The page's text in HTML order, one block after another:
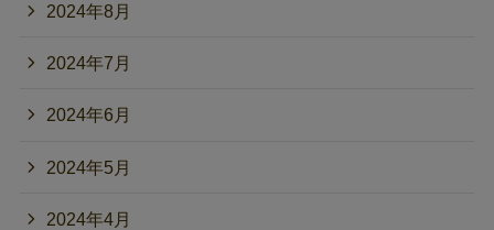
2024年8月
2024年7月
2024年6月
2024年5月
2024年4月